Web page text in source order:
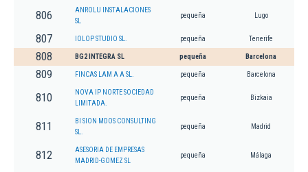
806
ANROLU INSTALACIONES
SL
pequeña Lugo
807 IOLOP STUDIO SL. pequeña Tenerife
808 BG2 INTEGRA SL pequeña Barcelona
809 FINCAS LAM A A SL. pequeña Barcelona
810
NOVA IP NORTE SOCIEDAD
LIMITADA.
pequeña Bizkaia
811
BI SION MDOS CONSULTING
SL.
pequeña Madrid
812
ASESORIA DE EMPRESAS
MADRID-GOMEZ SL
pequeña Málaga